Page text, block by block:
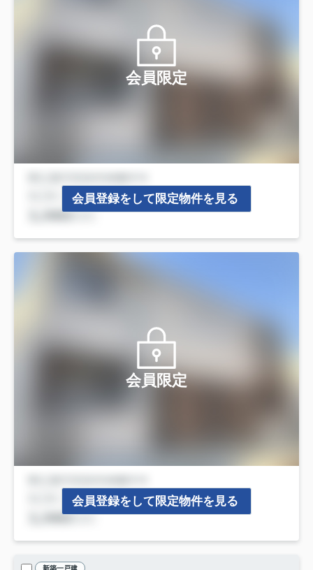
会員限定
会員登録をして限定物件を見る
会員限定
会員登録をして限定物件を見る
新築一戸建